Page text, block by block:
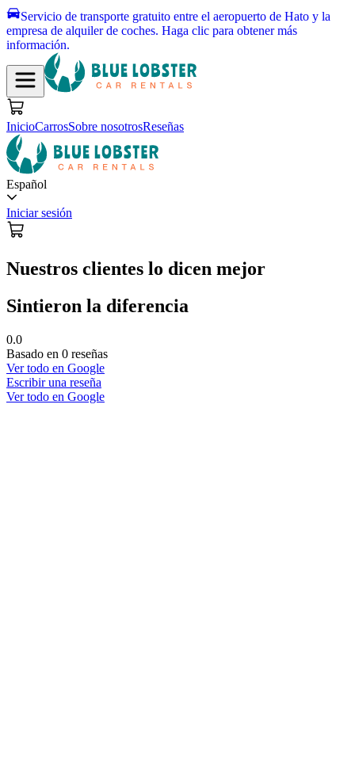
Servicio de transporte gratuito entre el aeropuerto de Hato y la
empresa de alquiler de coches. Haga clic para obtener más
información.
InicioCarrosSobre nosotrosReseñas
Español
Iniciar sesión
Nuestros clientes lo dicen mejor
Sintieron la diferencia
0.0
Basado en 0 reseñas
Ver todo en Google
Escribir una reseña
Ver todo en Google